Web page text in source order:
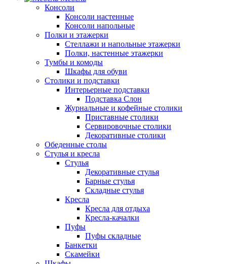
Консоли
Консоли настенные
Консоли напольные
Полки и этажерки
Стеллажи и напольные этажерки
Полки, настенные этажерки
Тумбы и комоды
Шкафы для обуви
Столики и подставки
Интерьерные подставки
Подставка Слон
Журнальные и кофейные столики
Приставные столики
Сервировочные столики
Декоративные столики
Обеденные столы
Стулья и кресла
Стулья
Декоративные стулья
Барные стулья
Складные стулья
Кресла
Кресла для отдыха
Кресла-качалки
Пуфы
Пуфы складные
Банкетки
Скамейки